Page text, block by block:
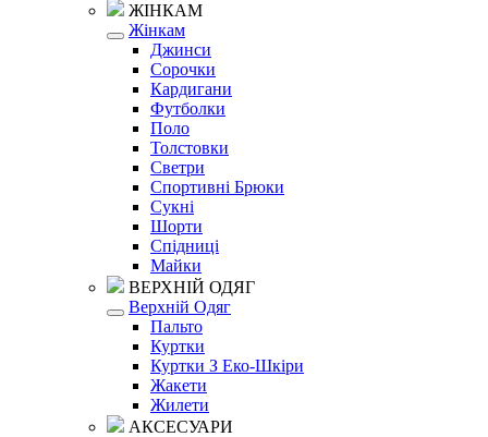
ЖІНКАМ
Жінкам
Джинси
Сорочки
Кардигани
Футболки
Поло
Толстовки
Светри
Спортивні Брюки
Сукні
Шорти
Спідниці
Майки
ВЕРХНІЙ ОДЯГ
Верхній Одяг
Пальто
Куртки
Куртки З Еко-Шкіри
Жакети
Жилети
АКСЕСУАРИ